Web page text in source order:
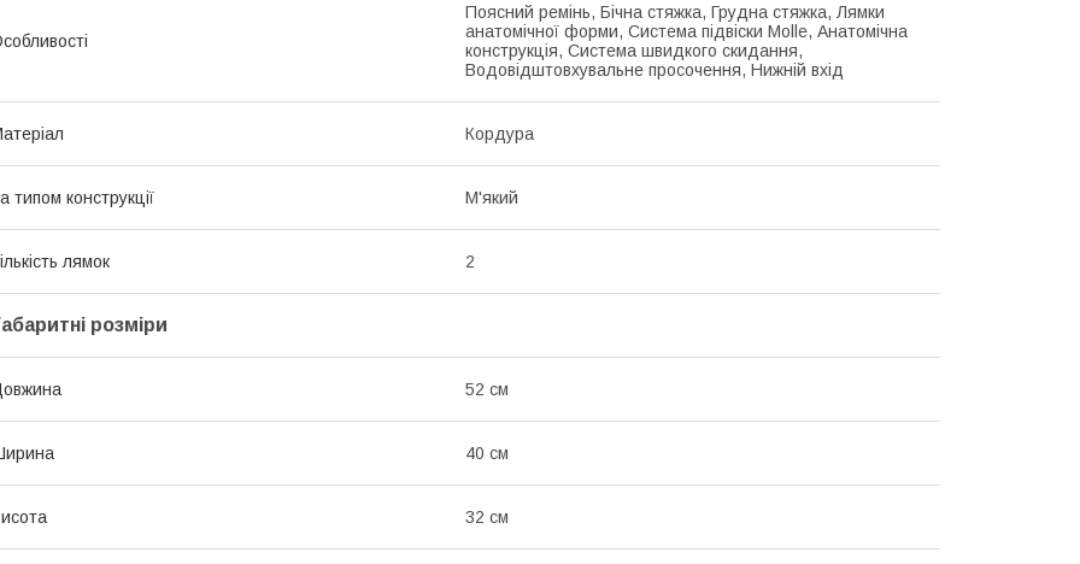
Поясний ремінь, Бічна стяжка, Грудна стяжка, Лямки
анатомічної форми, Система підвіски Molle, Анатомічна
конструкція, Система швидкого скидання,
Водовідштовхувальне просочення, Нижній вхід
Кордура
типом конструкції М'який
лямок 2
розміри
52 см
40 см
32 см